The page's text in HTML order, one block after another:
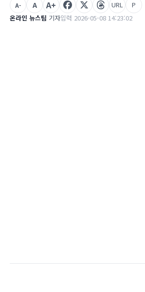
온라인 뉴스팀 기자입력 2026-05-08 14:23:02
A- A A+ URL P